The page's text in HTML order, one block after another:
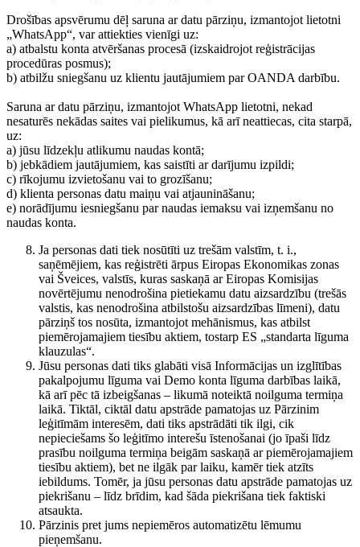
Drošības apsvērumu dēļ saruna ar datu pārziņu, izmantojot lietotni
„WhatsApp“, var attiekties vienīgi uz:
a) atbalstu konta atvēršanas procesā (izskaidrojot reģistrācijas
procedūras posmus);
b) atbilžu sniegšanu uz klientu jautājumiem par OANDA darbību.
Saruna ar datu pārziņu, izmantojot WhatsApp lietotni, nekad
nesaturēs nekādas saites vai pielikumus, kā arī neattiecas, cita starpā,
uz:
a) jūsu līdzekļu atlikumu naudas kontā;
b) jebkādiem jautājumiem, kas saistīti ar darījumu izpildi;
c) rīkojumu izvietošanu vai to grozīšanu;
d) klienta personas datu maiņu vai atjaunināšanu;
e) norādījumu iesniegšanu par naudas iemaksu vai izņemšanu no
naudas konta.
Ja personas dati tiek nosūtīti uz trešām valstīm, t. i.,
saņēmējiem, kas reģistrēti ārpus Eiropas Ekonomikas zonas
vai Šveices, valstīs, kuras saskaņā ar Eiropas Komisijas
novērtējumu nenodrošina pietiekamu datu aizsardzību (trešās
valstis, kas nenodrošina atbilstošu aizsardzības līmeni), datu
pārziņš tos nosūta, izmantojot mehānismus, kas atbilst
piemērojamajiem tiesību aktiem, tostarp ES „standarta līguma
klauzulas“.
Jūsu personas dati tiks glabāti visā Informācijas un izglītības
pakalpojumu līguma vai Demo konta līguma darbības laikā,
kā arī pēc tā izbeigšanas – likumā noteiktā noilguma termiņa
laikā. Tiktāl, ciktāl datu apstrāde pamatojas uz Pārzinim
leģitīmām interesēm, dati tiks apstrādāti tik ilgi, cik
nepieciešams šo leģitīmo interešu īstenošanai (jo īpaši līdz
prasību noilguma termiņa beigām saskaņā ar piemērojamajiem
tiesību aktiem), bet ne ilgāk par laiku, kamēr tiek atzīts
iebildums. Tomēr, ja jūsu personas datu apstrāde pamatojas uz
piekrišanu – līdz brīdim, kad šāda piekrišana tiek faktiski
atsaukta.
Pārzinis pret jums nepiemēros automatizētu lēmumu
pieņemšanu.